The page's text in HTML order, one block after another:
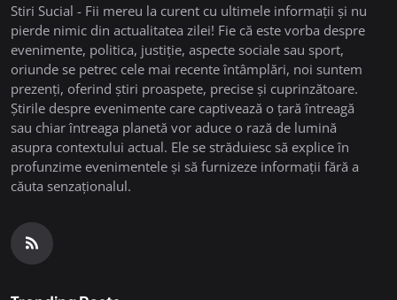
Stiri Sucial - Fii mereu la curent cu ultimele informații și nu
pierde nimic din actualitatea zilei! Fie că este vorba despre
evenimente, politica, justiție, aspecte sociale sau sport,
oriunde se petrec cele mai recente întâmplări, noi suntem
prezenți, oferind știri proaspete, precise și cuprinzătoare.
Știrile despre evenimente care captivează o țară întreagă
sau chiar întreaga planetă vor aduce o rază de lumină
asupra contextului actual. Ele se străduiesc să explice în
profunzime evenimentele și să furnizeze informații fără a
căuta senzaționalul.